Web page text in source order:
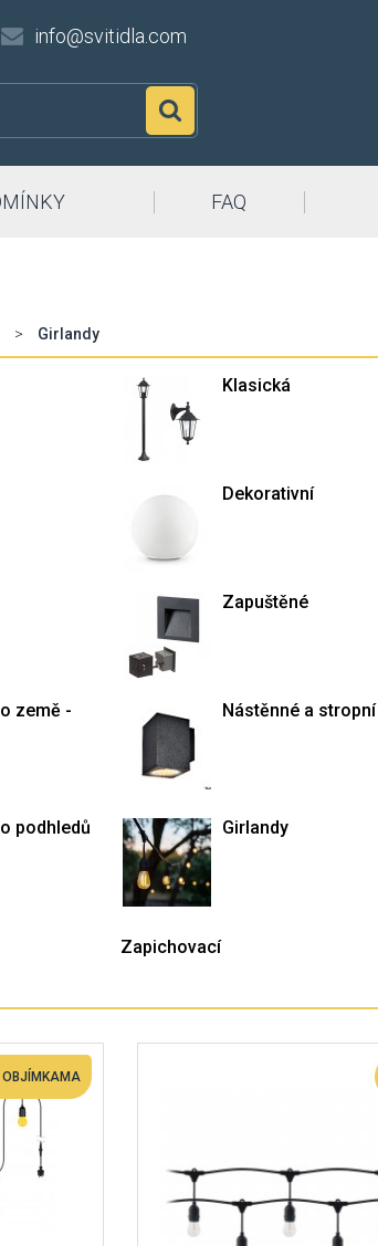
info@svitidla.com
FAQ
> Girlandy
Klasická
Dekorativní
Zapuštěné
země -
Nástěnné a stropní
podhledů Girlandy
Zapichovací